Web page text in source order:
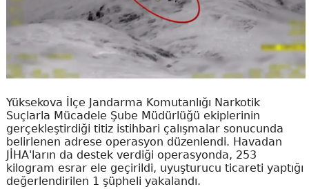
Yüksekova İlçe Jandarma Komutanlığı Narkotik
Suçlarla Mücadele Şube Müdürlüğü ekiplerinin
gerçekleştirdiği titiz istihbari çalışmalar sonucunda
belirlenen adrese operasyon düzenlendi. Havadan
JİHA'ların da destek verdiği operasyonda, 253
kilogram esrar ele geçirildi, uyuşturucu ticareti yaptığı
değerlendirilen 1 şüpheli yakalandı.